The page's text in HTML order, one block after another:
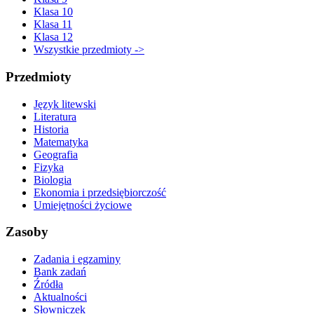
Klasa 10
Klasa 11
Klasa 12
Wszystkie przedmioty ->
Przedmioty
Język litewski
Literatura
Historia
Matematyka
Geografia
Fizyka
Biologia
Ekonomia i przedsiębiorczość
Umiejętności życiowe
Zasoby
Zadania i egzaminy
Bank zadań
Źródła
Aktualności
Słowniczek